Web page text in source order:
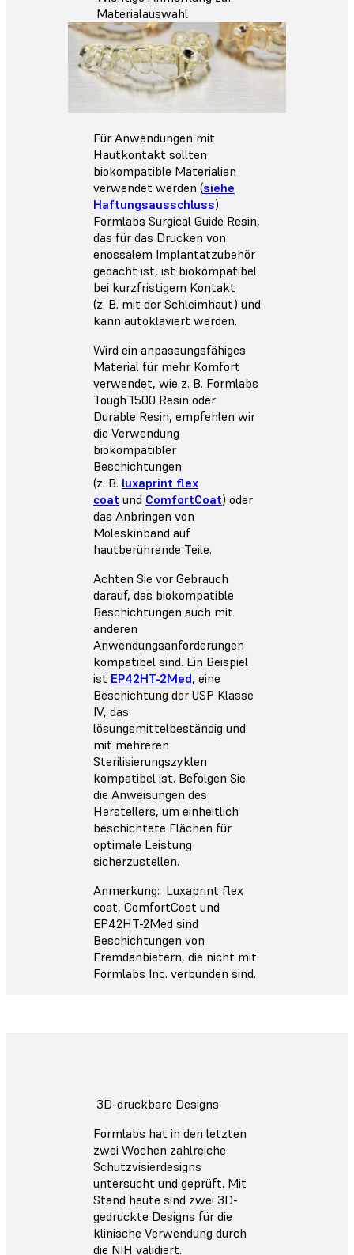
Materialauswahl
Für Anwendungen mit
Hautkontakt sollten
biokompatible Materialien
verwendet werden (siehe
Haftungsausschluss).
Formlabs Surgical Guide Resin,
das für das Drucken von
enossalem Implantatzubehör
gedacht ist, ist biokompatibel
bei kurzfristigem Kontakt
(z. B. mit der Schleimhaut) und
kann autoklaviert werden.
Wird ein anpassungsfähiges
Material für mehr Komfort
verwendet, wie z. B. Formlabs
Tough 1500 Resin oder
Durable Resin, empfehlen wir
die Verwendung
biokompatibler
Beschichtungen
(z. B. luxaprint flex
coat und ComfortCoat) oder
das Anbringen von
Moleskinband auf
hautberührende Teile.
Achten Sie vor Gebrauch
darauf, das biokompatible
Beschichtungen auch mit
anderen
Anwendungsanforderungen
kompatibel sind. Ein Beispiel
ist EP42HT-2Med, eine
Beschichtung der USP Klasse
IV, das
lösungsmittelbeständig und
mit mehreren
Sterilisierungszyklen
kompatibel ist. Befolgen Sie
die Anweisungen des
Herstellers, um einheitlich
beschichtete Flächen für
optimale Leistung
sicherzustellen.
Anmerkung: Luxaprint flex
coat, ComfortCoat und
EP42HT-2Med sind
Beschichtungen von
Fremdanbietern, die nicht mit
Formlabs Inc. verbunden sind.
3D-druckbare Designs
Formlabs hat in den letzten
zwei Wochen zahlreiche
Schutzvisierdesigns
untersucht und geprüft. Mit
Stand heute sind zwei 3D-
gedruckte Designs für die
klinische Verwendung durch
die NIH validiert.